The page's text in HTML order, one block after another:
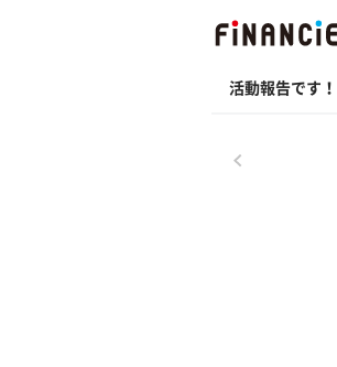
活動報告です！